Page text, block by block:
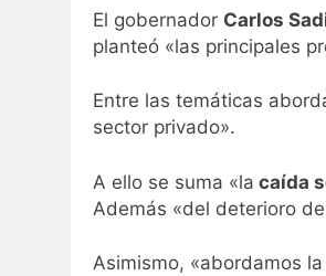
El gobernador Carlos
planteó «las principales
Entre las temáticas
sector privado».
A ello se suma «la caída
Además «del deterioro
Asimismo, «abordamos